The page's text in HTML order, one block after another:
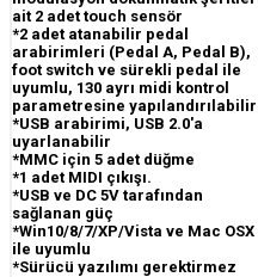
ait 2 adet touch sensör
*2 adet atanabilir pedal
arabirimleri (Pedal A, Pedal B),
foot switch ve sürekli pedal ile
uyumlu, 130 ayrı midi kontrol
parametresine yapılandırılabilir
*USB arabirimi, USB 2.0'a
uyarlanabilir
*MMC için 5 adet düğme
*1 adet MIDI çıkışı.
*USB ve DC 5V tarafından
sağlanan güç
*Win10/8/7/XP/Vista ve Mac OSX
ile uyumlu
*Sürücü yazılımı gerektirmez